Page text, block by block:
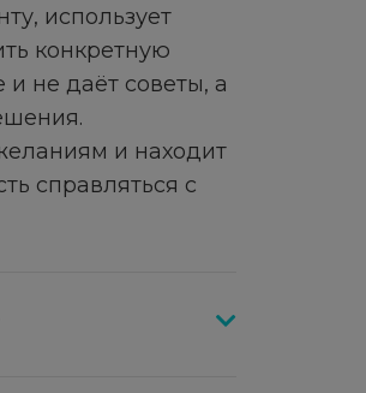
использует
конкретную
не даёт советы, а
и находит
справляться с